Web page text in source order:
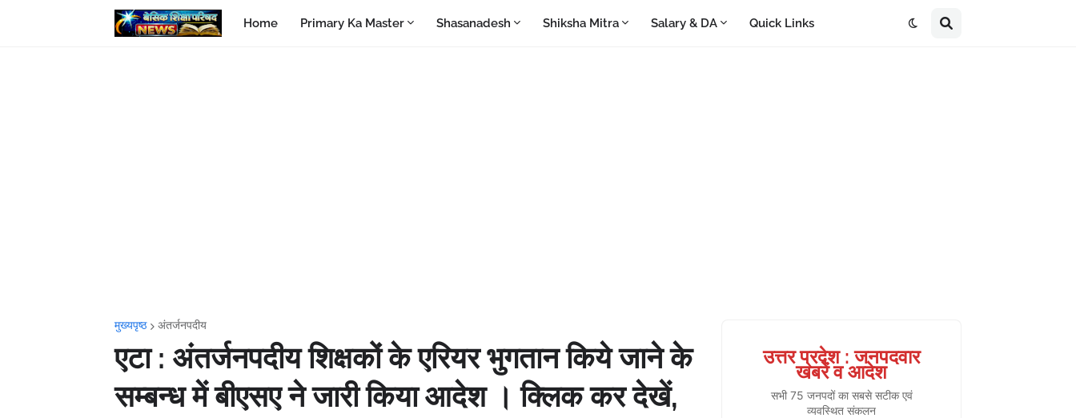
Home Primary Ka Master Shasanadesh Shiksha Mitra Salary & DA Quick Links
मुख्यपृष्ठ अंतर्जनपदीय
एटा : अंतर्जनपदीय शिक्षकों के एरियर भुगतान किये जाने के
सम्बन्ध में बीएसए ने जारी किया आदेश । क्लिक कर देखें,
उत्तर प्रदेश : जनपदवार
खबरें व आदेश
सभी 75 जनपदों का सबसे सटीक एवं
व्यवस्थित संकलन